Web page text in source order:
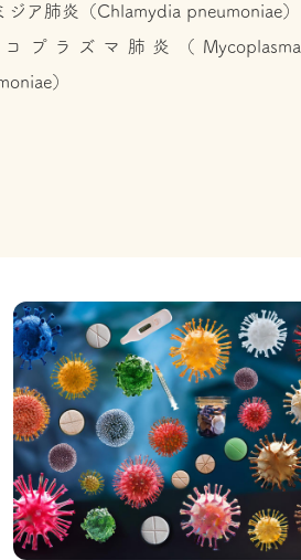
ジア肺炎（Chlamydia pneumoniae）
プラズマ肺炎（Mycoplasma
）